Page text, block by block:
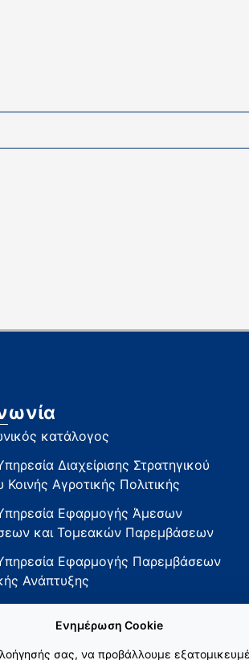
κατάλογος
Διαχείρισης Στρατηγικού
Κοινής Αγροτικής Πολιτικής
Υπηρεσία Εφαρμογής Άμεσων
και Τομεακών Παρεμβάσεων
Υπηρεσία Εφαρμογής Παρεμβάσεων
Ανάπτυξης
Ενημέρωση Cookie
σας, να προβάλλουμε